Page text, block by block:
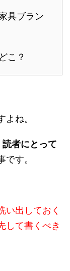
具ブラン
こ？
ね。
読者にとって
です。
い出しておく
して書くべき